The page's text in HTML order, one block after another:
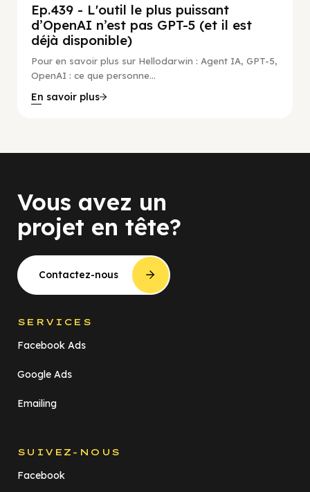
Ep.439 - L'outil le plus puissant
d’OpenAI n’est pas GPT-5 (et il est
déjà disponible)
Pour en savoir plus sur Hellodarwin : Agent IA, GPT-5,
OpenAI : ce que personne...
En savoir plus
Vous avez un
projet en tête?
Contactez-nous
SERVICES
Facebook Ads
Google Ads
Emailing
SUIVEZ-NOUS
Facebook